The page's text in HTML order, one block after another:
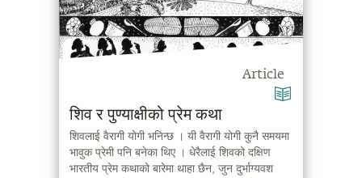
Article
शिव र पुण्याक्षीको प्रेम कथा
शिवलाई वैरागी योगी भनिन्छ । यी वैरागी योगी कुनै समयमा
भावुक प्रेमी पनि बनेका थिए । धेरैलाई शिवको दक्षिण
भारतीय प्रेम कथाको बारेमा थाहा छैन, जुन दुर्भाग्यवश